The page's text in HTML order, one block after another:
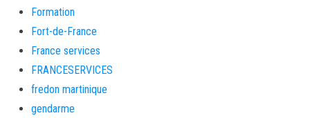
Formation
Fort-de-France
France services
FRANCESERVICES
fredon martinique
gendarme